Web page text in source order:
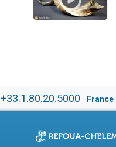
+33.1.80.20.5000 France